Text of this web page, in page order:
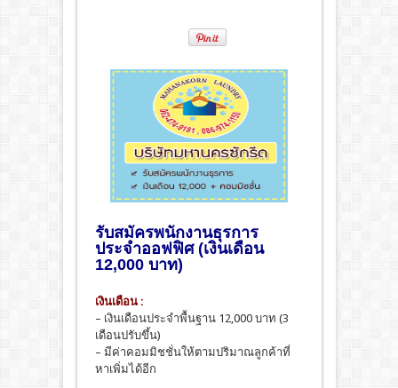
รับสมัครพนักงานธุรการ
ประจำออฟฟิศ (เงินเดือน
12,000 บาท)
เงินเดือน :
– เงินเดือนประจำพื้นฐาน 12,000 บาท (3
เดือนปรับขึ้น)
– มีค่าคอมมิชชั่นให้ตามปริมาณลูกค้าที่
หาเพิ่มได้อีก